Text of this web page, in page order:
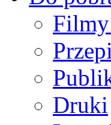
Druki